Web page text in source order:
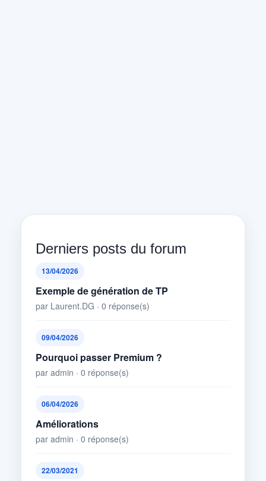
Derniers posts du forum
13/04/2026
Exemple de génération de TP
par Laurent.DG · 0 réponse(s)
09/04/2026
Pourquoi passer Premium ?
par admin · 0 réponse(s)
06/04/2026
Améliorations
par admin · 0 réponse(s)
22/03/2021